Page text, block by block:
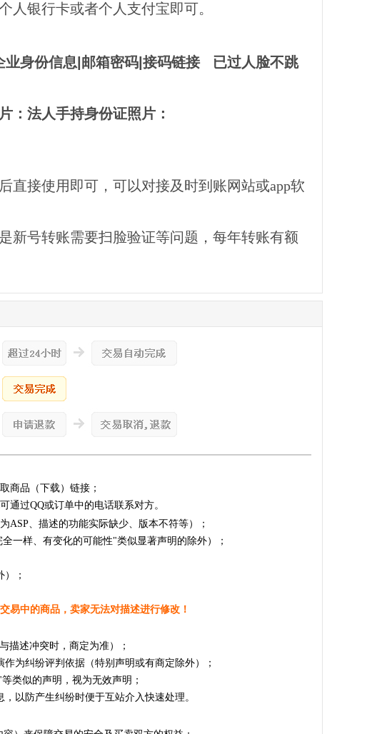
人银行卡或者个人支付宝即可。
业身份信息|邮箱密码|接码链接 已过人脸不跳
：法人手持身份证照片：
直接使用即可，可以对接及时到账网站或app软
新号转账需要扫脸验证等问题，每年转账有额
商品（下载）链接；
通过QQ或订单中的电话联系对方。
ASP、描述的功能实际缺少、版本不符等）；
一样、有变化的可能性"类似显著声明的除外）；
；
易中的商品，卖家无法对描述进行修改！
描述冲突时，商定为准）；
为纠纷评判依据（特别声明或有商定除外）；
类似的声明，视为无效声明；
以防产生纠纷时便于互站介入快速处理。